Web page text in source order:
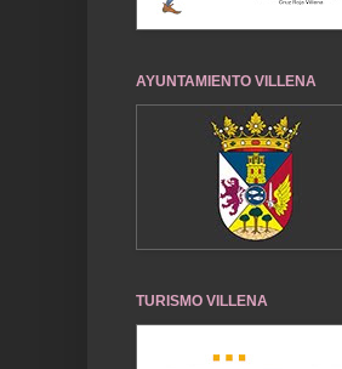
AYUNTAMIENTO VILLENA
TURISMO VILLENA